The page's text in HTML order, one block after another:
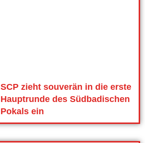
SCP zieht souverän in die erste
Hauptrunde des Südbadischen
Pokals ein